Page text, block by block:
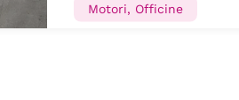
Motori, Officine